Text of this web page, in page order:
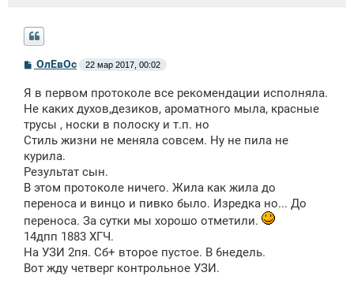
С
о
б
щ
н
и
ОлЕвОс 22 мар 2017, 00:02
Я в первом протоколе все рекомендации исполняла.
Не каких духов,дезиков, ароматного мыла, красные
трусы , носки в полоску и т.п. но
Стиль жизни не меняла совсем. Ну не пила не
курила.
Результат сын.
В этом протоколе ничего. Жила как жила до
переноса и винцо и пивко было. Изредка но... До
переноса. За сутки мы хорошо отметили.
14дпп 1883 ХГЧ.
На УЗИ 2пя. Сб+ второе пустое. В 6недель.
Вот жду четверг контрольное УЗИ.